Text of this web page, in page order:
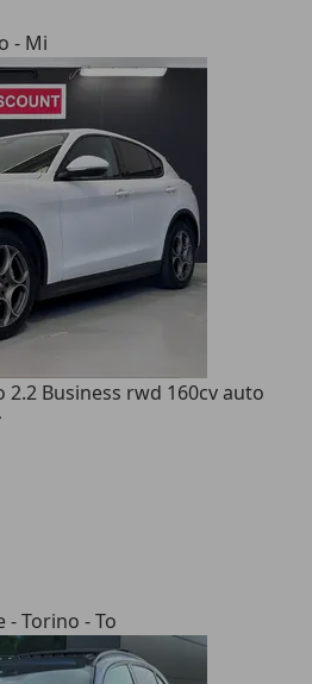
- Mi
2.2 Business rwd 160cv auto
- Torino - To